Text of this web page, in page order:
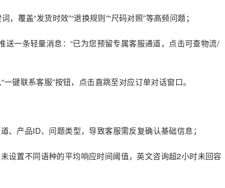
覆盖“发货时效”“退换规则”“尺码对照”等高频问题；
一条轻量消息：“已为您预留专属客服通道，点击可查物流/
键联系客服”按钮，点击直跳至对应订单对话窗口。
、产品ID、问题类型，导致客服需反复确认基础信息；
设置不同语种的平均响应时间阈值，英文咨询超2小时未回容